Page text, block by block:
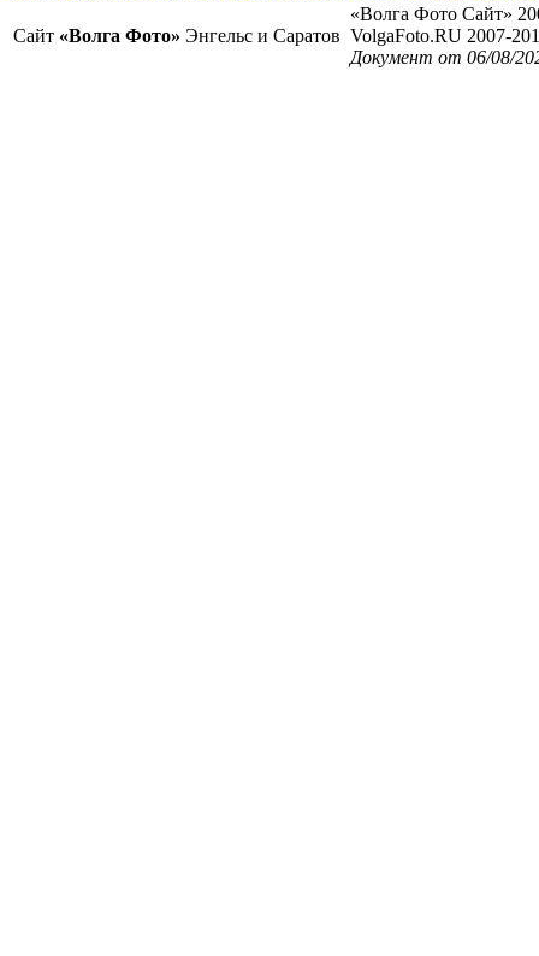
Сайт «Волга Фото» Энгельс и Саратов
«Волга Фото Сайт»
VolgaFoto.RU 2007-
Документ от 06/08/